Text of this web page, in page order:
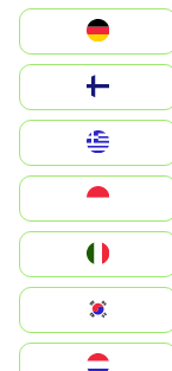
Deutschland
United Kingdom
Magyarország
South Korea